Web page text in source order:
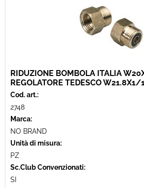
RIDUZIONE BOMBOLA ITALIA
REGOLATORE TEDESCO W21.8X1/
Cod. art.:
2748
Marca:
NO BRAND
Unità di misura:
PZ
Sc.Club Convenzionati:
SI